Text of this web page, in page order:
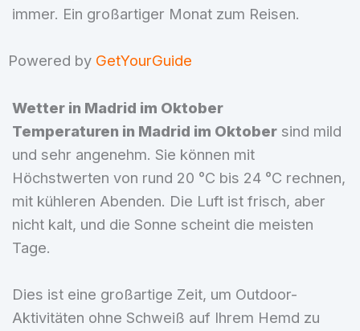
immer. Ein großartiger Monat zum Reisen.
Powered by GetYourGuide
Wetter in Madrid im Oktober
Temperaturen in Madrid im Oktobersind mild
und sehr angenehm. Sie können mit
Höchstwerten von rund 20 °C bis 24 °C rechnen,
mit kühleren Abenden. Die Luft ist frisch, aber
nicht kalt, und die Sonne scheint die meisten
Tage.
Dies ist eine großartige Zeit, um Outdoor-
Aktivitäten ohne Schweiß auf Ihrem Hemd zu